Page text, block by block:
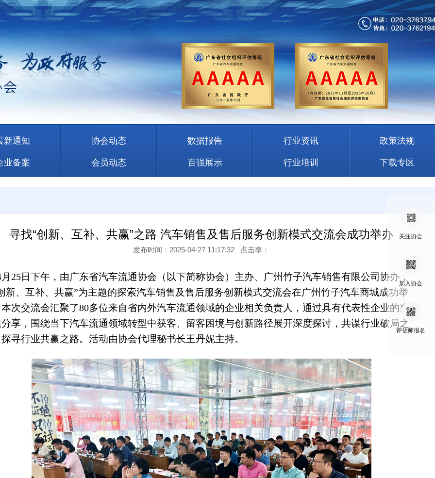
新通知
业备案
协会动态
会员动态
数据报告
百强展示
行业资讯
行业培训
政策法规
下载专区
寻找“创新、互补、共赢”之路 汽车销售及售后服务创新模式交流会成功举办
发布时间：2025-04-27 11:17:32 点击率：
月25日下午，由广东省汽车流通协会（以下简称协会）主办、广州竹子汽车销售有限公司协办，
新、互补、共赢”为主题的探索汽车销售及售后服务创新模式交流会在广州竹子汽车商城成功举
次交流会汇聚了80多位来自省内外汽车流通领域的企业相关负责人，通过具有代表性企业的嘉宾
享，围绕当下汽车流通领域转型中获客、留客困境与创新路径展开深度探讨，共谋行业破局之
寻行业共赢之路。活动由协会代理秘书长王丹妮主持。
关注协会
加入协会
评估师报名